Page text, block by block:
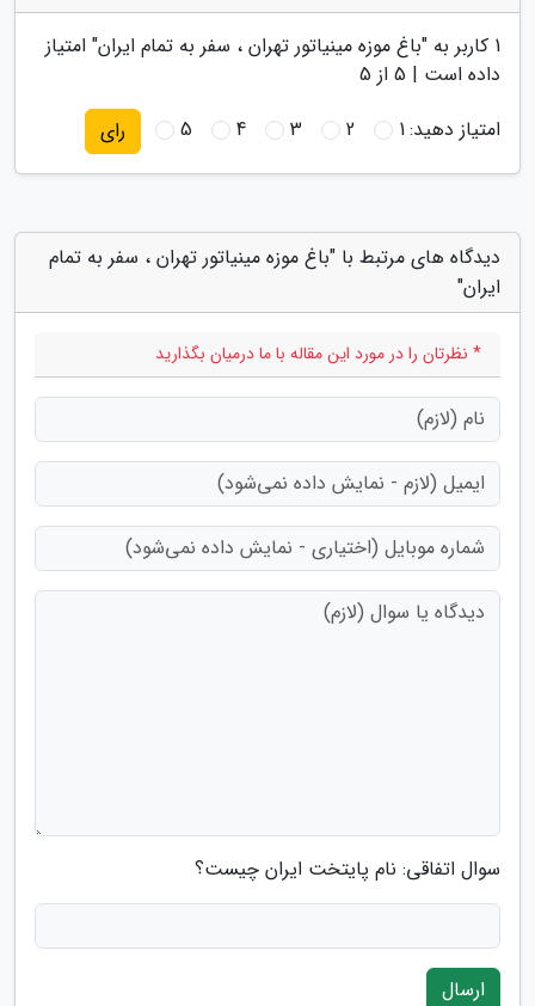
1 کاربر به "باغ موزه مینیاتور تهران ، سفر به تمام ایران" امتیاز
داده است | 5 از 5
امتیاز دهید:1
2
3
4
5 رای
دیدگاه های مرتبط با "باغ موزه مینیاتور تهران ، سفر به تمام
ایران"
* نظرتان را در مورد این مقاله با ما درمیان بگذارید
سوال اتفاقی: نام پایتخت ایران چیست؟
ارسال